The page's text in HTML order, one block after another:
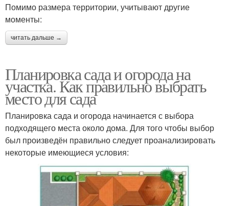
Помимо размера территории, учитывают другие
моменты:
читать дальше →
Планировка сада и огорода на
участка. Как правильно выбрать
место для сада
Планировка сада и огорода начинается с выбора
подходящего места около дома. Для того чтобы выбор
был произведён правильно следует проанализировать
некоторые имеющиеся условия: